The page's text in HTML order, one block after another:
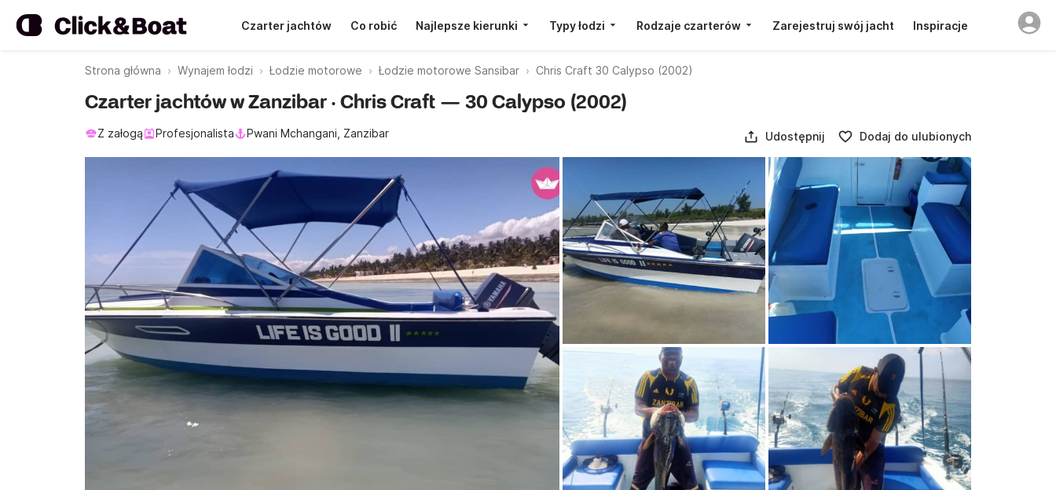
Czarter jachtów Co robić Najlepsze kierunki Typy łodzi Rodzaje czarterów Zarejestruj swój jacht Inspiracje
Strona główna Wynajem łodzi Łodzie motorowe Łodzie motorowe Sansibar Chris Craft 30 Calypso (2002)
Czarter jachtów w Zanzibar · Chris Craft — 30 Calypso (2002)
Z załogą Profesjonalista Pwani Mchangani, Zanzibar Udostępnij Dodaj do ulubionych